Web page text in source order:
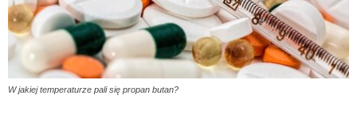
W jakiej temperaturze pali się propan butan?